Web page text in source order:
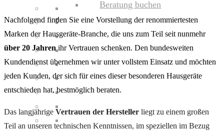
Beratung buchen
Nachfolgend finden Sie eine Vorstellung der renommiertesten
Marken der Hausgeräte-Branche, die uns zum Teil seit nunmehr
über 20 Jahrenihr Vertrauen schenken. Den bundesweiten
Kundendienst übernehmen wir unter vollstem Einsatz und möchten
jeden Kunden, der sich für eines dieser besonderen Hausgeräte
entschieden hat, bestmöglich beraten.
Das langjährige Vertrauen der Hersteller liegt zu einem großen
Teil an unseren technischen Kenntnissen, im speziellen im Bezug